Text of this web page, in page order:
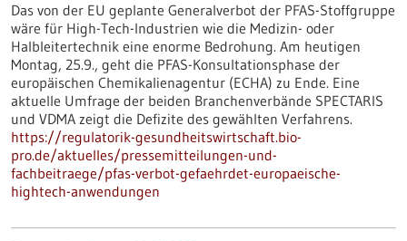
Das von der EU geplante Generalverbot der PFAS-Stoffgruppe
wäre für High-Tech-Industrien wie die Medizin- oder
Halbleitertechnik eine enorme Bedrohung. Am heutigen
Montag, 25.9., geht die PFAS-Konsultationsphase der
europäischen Chemikalienagentur (ECHA) zu Ende. Eine
aktuelle Umfrage der beiden Branchenverbände SPECTARIS
und VDMA zeigt die Defizite des gewählten Verfahrens.
https://regulatorik-gesundheitswirtschaft.bio-
pro.de/aktuelles/pressemitteilungen-und-
fachbeitraege/pfas-verbot-gefaehrdet-europaeische-
hightech-anwendungen